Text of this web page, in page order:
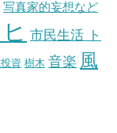
写真家的妄想など
市民生活 ト
資 樹木 音楽 風